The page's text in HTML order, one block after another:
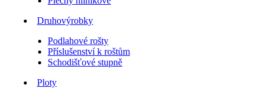
Druhovýrobky
Podlahové rošty
Příslušenství k roštům
Schodišťové stupně
Ploty